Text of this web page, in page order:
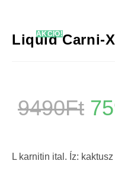
AKCIÓ!
Liquid Carni-
9490Ft
L karnitin ital. Íz: